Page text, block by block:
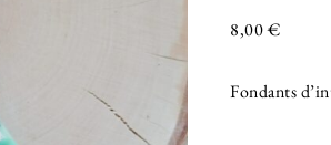
8,00€
Fondants